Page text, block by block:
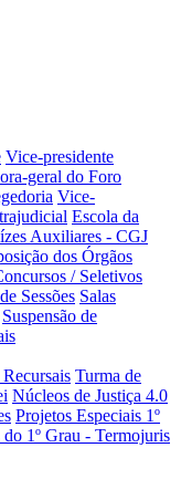
Vice-presidente
geral do Foro
Vice-
Escola da
Auxiliares - CGJ
dos Órgãos
/ Seletivos
Sessões Salas
Suspensão de
Turma de
Núcleos de Justiça 4.0
Projetos Especiais 1º
do 1º Grau - Termojuris